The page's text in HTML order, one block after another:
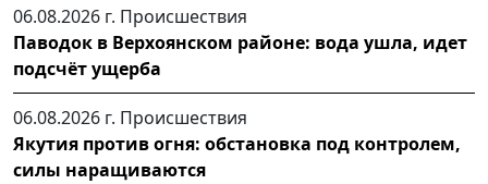
06.08.2026 г. Происшествия
Паводок в Верхоянском районе: вода ушла, идет
подсчёт ущерба
06.08.2026 г. Происшествия
Якутия против огня: обстановка под контролем,
силы наращиваются